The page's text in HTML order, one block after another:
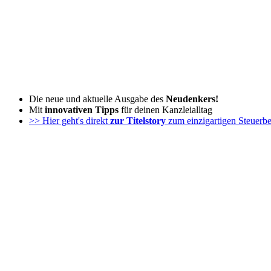
Die neue und aktuelle Ausgabe des Neudenkers!
Mit innovativen Tipps für deinen Kanzleialltag
>> Hier geht's direkt zur Titelstory zum einzigartigen